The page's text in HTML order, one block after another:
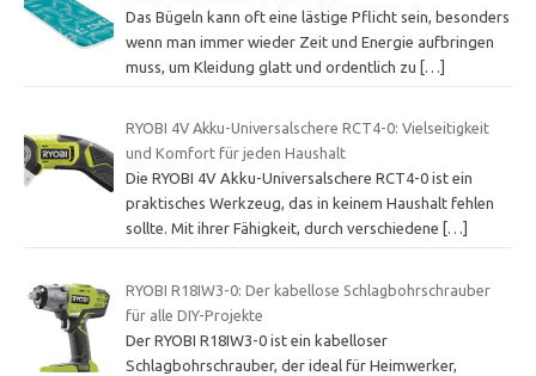
Das Bügeln kann oft eine lästige Pflicht sein, besonders
wenn man immer wieder Zeit und Energie aufbringen
muss, um Kleidung glatt und ordentlich zu
[…]
RYOBI 4V Akku-Universalschere RCT4-0: Vielseitigkeit
und Komfort für jeden Haushalt
Die RYOBI 4V Akku-Universalschere RCT4-0 ist ein
praktisches Werkzeug, das in keinem Haushalt fehlen
sollte. Mit ihrer Fähigkeit, durch verschiedene
[…]
RYOBI R18IW3-0: Der kabellose Schlagbohrschrauber
für alle DIY-Projekte
Der RYOBI R18IW3-0 ist ein kabelloser
Schlagbohrschrauber, der ideal für Heimwerker,